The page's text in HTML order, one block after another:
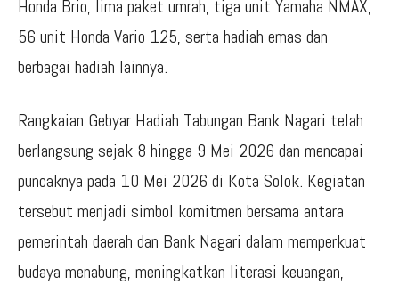
Honda Brio, lima paket umrah, tiga unit Yamaha NMAX,
56 unit Honda Vario 125, serta hadiah emas dan
berbagai hadiah lainnya.
Rangkaian Gebyar Hadiah Tabungan Bank Nagari telah
berlangsung sejak 8 hingga 9 Mei 2026 dan mencapai
puncaknya pada 10 Mei 2026 di Kota Solok. Kegiatan
tersebut menjadi simbol komitmen bersama antara
pemerintah daerah dan Bank Nagari dalam memperkuat
budaya menabung, meningkatkan literasi keuangan,